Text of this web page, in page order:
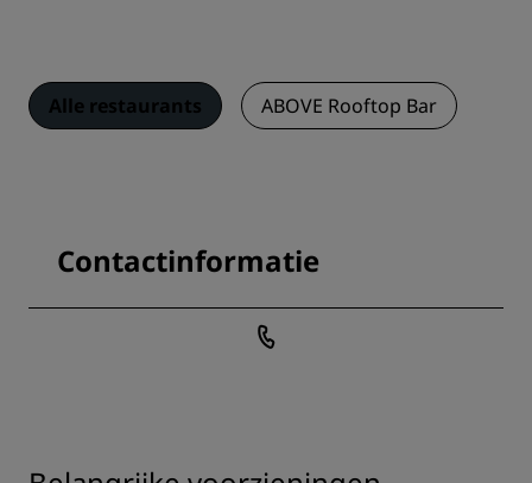
Alle restaurants ABOVE Rooftop Bar
Contactinformatie